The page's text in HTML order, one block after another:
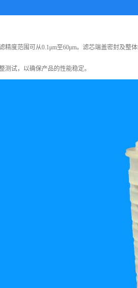
精度范围可从0.1μm至60μm。滤芯端盖密封及整
测试，以确保产品的性能稳定。